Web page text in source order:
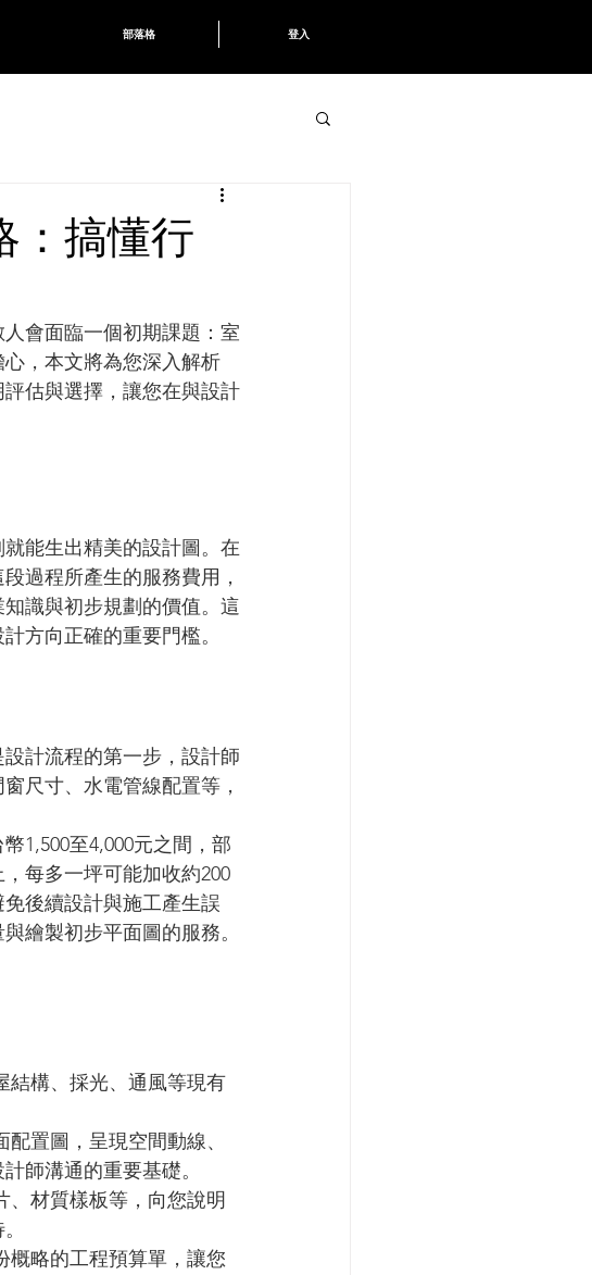
部落格 登入
：搞懂行
會面臨一個初期課題：室
，本文將為您深入解析
估與選擇，讓您在與設計
能生出精美的設計圖。在
過程所產生的服務費用，
識與初步規劃的價值。這
方向正確的重要門檻。
計流程的第一步，設計師
尺寸、水電管線配置等，
1,500至4,000元之間，部
每多一坪可能加收約200
後續設計與施工產生誤
繪製初步平面圖的服務。
結構、採光、通風等現有
置圖，呈現空間動線、
師溝通的重要基礎。
材質樣板等，向您說明
概略的工程預算單，讓您